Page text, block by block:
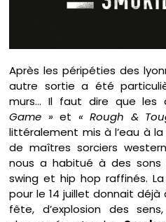
Après les péripéties des
autre sortie a été
murs… Il faut dire que les
Game »et « Rough &
littéralement mis à l’eau à
de maîtres sorciers
nous a habitué à des
swing et hip hop raffinés.
pour le 14 juillet donnait
fête, d’explosion des